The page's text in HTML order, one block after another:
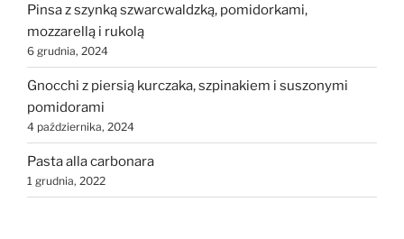
Pinsa z szynką szwarcwaldzką, pomidorkami,
mozzarellą i rukolą
6 grudnia, 2024
Gnocchi z piersią kurczaka, szpinakiem i suszonymi
pomidorami
4 października, 2024
Pasta alla carbonara
1 grudnia, 2022